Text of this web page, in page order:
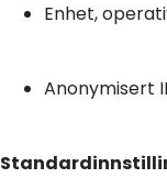
Enhet,
Anonymisert